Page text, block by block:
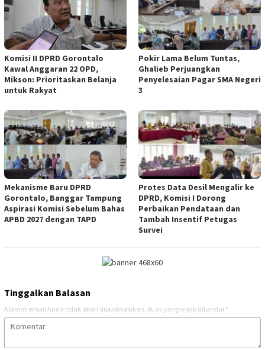
Komisi II DPRD Gorontalo
Kawal Anggaran 22 OPD,
Mikson: Prioritaskan Belanja
untuk Rakyat
Pokir Lama Belum Tuntas,
Ghalieb Perjuangkan
Penyelesaian Pagar SMA Negeri
3
Mekanisme Baru DPRD
Gorontalo, Banggar Tampung
Aspirasi Komisi Sebelum Bahas
APBD 2027 dengan TAPD
Protes Data Desil Mengalir ke
DPRD, Komisi I Dorong
Perbaikan Pendataan dan
Tambah Insentif Petugas
Survei
Tinggalkan Balasan
Alamat email Anda tidak akan dipublikasikan. Ruas yang wajib ditandai *